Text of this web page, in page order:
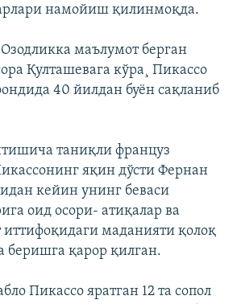
намойиш қилинмоқда.
маълумот берган
Қулташевага кўра¸ Пикассо
40 йилдан буён сақланиб
таниқли француз
яқин дўсти Фернан
кейин унинг беваси
оид осори- атиқалар ва
иттифоқидаги маданияти қолоқ
беришга қарор қилган.
Пикассо яратган 12 та сопол